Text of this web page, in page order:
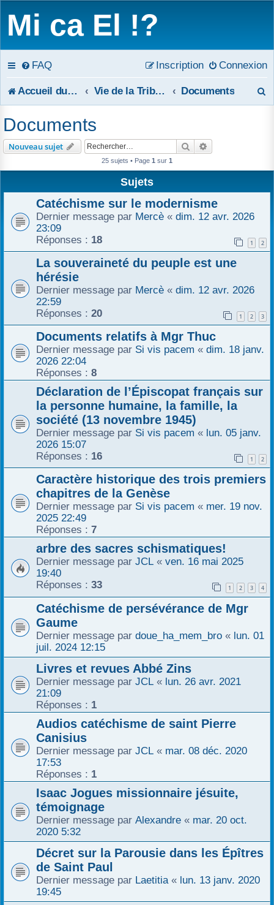
Mi ca El !?
FAQ Connexion
Inscription
Accueil du forum Vie de la Tribune Documents
Documents
Nouveau sujet Rechercher
25 sujets • Page 1 sur 1
Sujets
Catéchisme sur le modernisme
Dernier message par Mercè « dim. 12 avr. 2026
23:09
Réponses : 18 1 2
La souveraineté du peuple est une
hérésie
Dernier message par Mercè « dim. 12 avr. 2026
22:59
Réponses : 20 1 2 3
Documents relatifs à Mgr Thuc
Dernier message par Si vis pacem « dim. 18 janv.
2026 22:04
Réponses : 8
Déclaration de l’Épiscopat français sur
la personne humaine, la famille, la
société (13 novembre 1945)
Dernier message par Si vis pacem « lun. 05 janv.
2026 15:07
Réponses : 16 1 2
Caractère historique des trois premiers
chapitres de la Genèse
Dernier message par Si vis pacem « mer. 19 nov.
2025 22:49
Réponses : 7
arbre des sacres schismatiques!
Dernier message par JCL « ven. 16 mai 2025
19:40
Réponses : 33 1 2 3 4
Catéchisme de persévérance de Mgr
Gaume
Dernier message par doue_ha_mem_bro « lun. 01
juil. 2024 12:15
Livres et revues Abbé Zins
Dernier message par JCL « lun. 26 avr. 2021
21:09
Réponses : 1
Audios catéchisme de saint Pierre
Canisius
Dernier message par JCL « mar. 08 déc. 2020
17:53
Réponses : 1
Isaac Jogues missionnaire jésuite,
témoignage
Dernier message par Alexandre « mar. 20 oct.
2020 5:32
Décret sur la Parousie dans les Épîtres
de Saint Paul
Dernier message par Laetitia « lun. 13 janv. 2020
19:45